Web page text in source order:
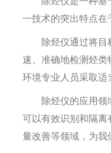
一技术的突出特点在
除烃仪通过将目
速、准确地检测烃类
环境专业人员采取适
除烃仪的应用领域
可以有效识别和隔离
量改善等领域，为我